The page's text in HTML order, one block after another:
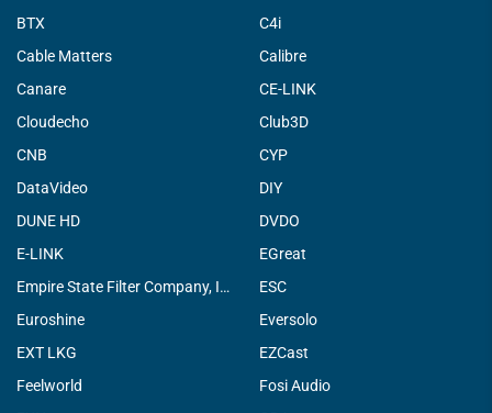
BTX
C4i
Cable Matters
Calibre
Canare
CE-LINK
Cloudecho
Club3D
CNB
CYP
DataVideo
DIY
DUNE HD
DVDO
E-LINK
EGreat
Empire State Filter Company, INC.
ESC
Euroshine
Eversolo
EXT LKG
EZCast
Feelworld
Fosi Audio